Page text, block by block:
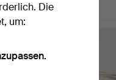
946 USD
Die
um: